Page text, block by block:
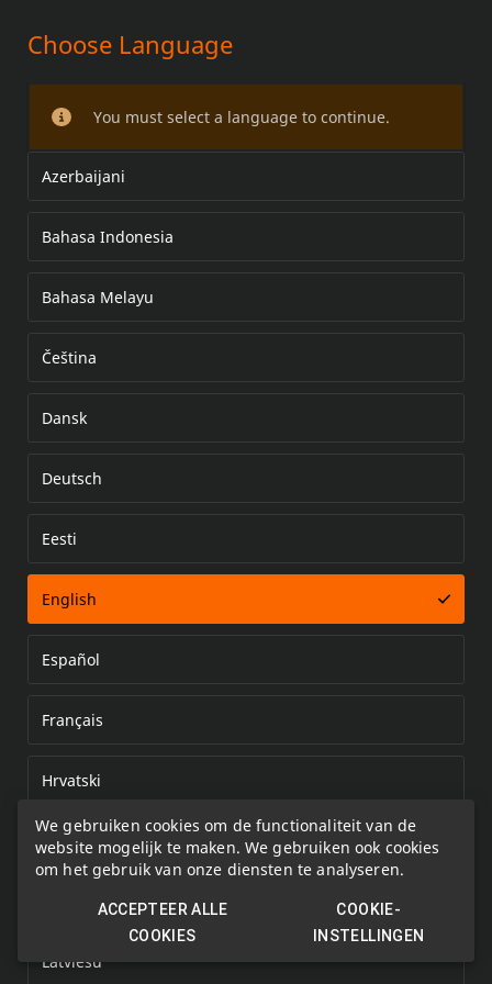
We gebruiken cookies om de functionaliteit van de
website mogelijk te maken. We gebruiken ook cookies
om het gebruik van onze diensten te analyseren.
ACCEPTEER ALLE
COOKIES
COOKIE-
INSTELLINGEN
'Harley' Voetsteunen voor
montage aan valbeugel
Error loading document
Choose Language
You must select a language to continue.
Azerbaijani
Bahasa Indonesia
Bahasa Melayu
Čeština
Dansk
Deutsch
Eesti
English
Español
Français
Hrvatski
Italiano
Latviešu